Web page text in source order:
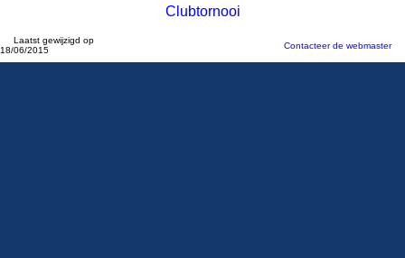
Clubtornooi
Laatst gewijzigd op
18/06/2015
Contacteer de webmaster